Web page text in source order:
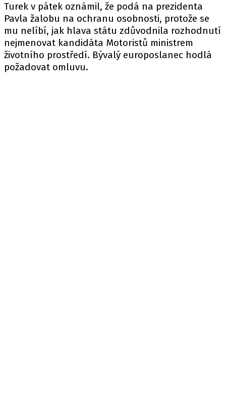
Turek v pátek oznámil, že podá na prezidenta
Pavla žalobu na ochranu osobnosti, protože se
mu nelíbí, jak hlava státu zdůvodnila rozhodnutí
nejmenovat kandidáta Motoristů ministrem
životního prostředí. Bývalý europoslanec hodlá
požadovat omluvu.